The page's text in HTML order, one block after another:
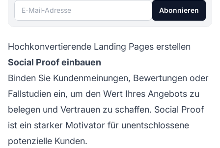
E-Mail-Adresse Abonnieren
Hochkonvertierende Landing Pages erstellen
Social Proof einbauen
Binden Sie Kundenmeinungen, Bewertungen oder
Fallstudien ein, um den Wert Ihres Angebots zu
belegen und Vertrauen zu schaffen. Social Proof
ist ein starker Motivator für unentschlossene
potenzielle Kunden.